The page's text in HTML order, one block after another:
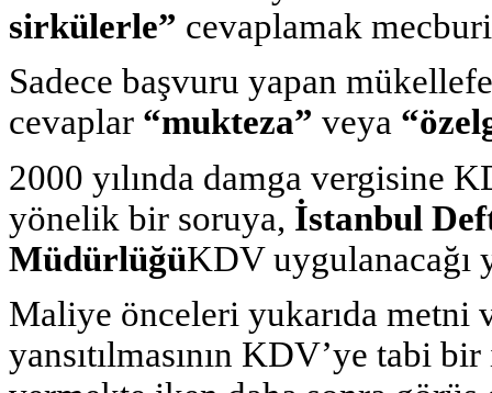
sirkülerle” cevaplamak
Sadece başvuru yapan
cevaplar “mukteza” veya
2000 yılında damga vergisine
yönelik bir soruya, İstanbul
MüdürlüğüKDV
Maliye önceleri yukarıda metni
yansıtılmasının KDV’ye tabi